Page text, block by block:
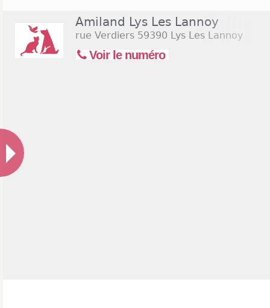
Amiland Lys Les Lannoy
rue Verdiers 59390 Lys Les Lannoy
Voir le numéro